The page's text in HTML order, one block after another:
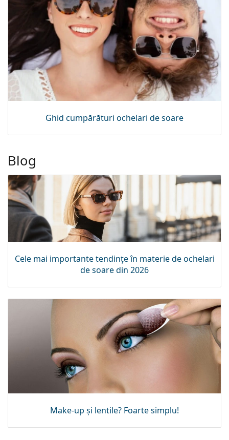
Ghid cumpărături ochelari de soare
Blog
Cele mai importante tendințe în materie de ochelari
de soare din 2026
Make-up și lentile? Foarte simplu!